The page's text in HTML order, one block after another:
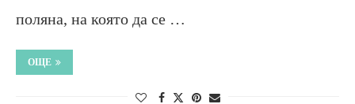
поляна, на която да се …
ОЩЕ